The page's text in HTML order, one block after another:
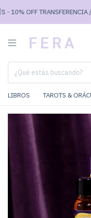
10% OFF TRANSFERENCIA //
LIBROS TAROTS &